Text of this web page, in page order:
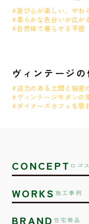
#遊び心が楽しい、やわ
#柔らかな色合いが広が
#自然体で暮らせる平屋
ヴィンテージ
#迫力のある土間と秘密
#ヴィンテージモダンの
#ダイナーズカフェを思
CONCEPT ロゴ
WORKS 施工事例
BRAND 住宅商品